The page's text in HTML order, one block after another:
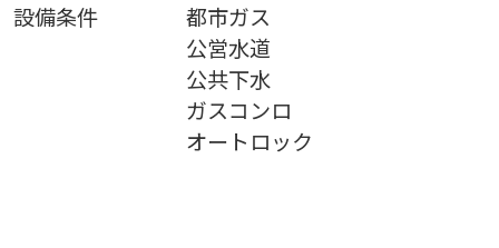
設備条件
都市ガス
公営水道
公共下水
ガスコンロ
オートロック